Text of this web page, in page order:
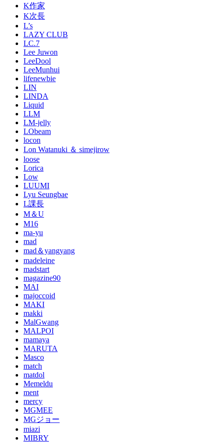
K作家
K次長
L’s
LAZY CLUB
LC.7
Lee Juwon
LeeDool
LeeMunhui
lifenewbie
LIN
LINDA
Liquid
LLM
LM-jelly
LObeam
locon
Lon Watanuki ＆ simejirow
loose
Lorica
Low
LUUMI
Lyu Seungbae
L課長
M＆U
M16
ma-yu
mad
mad＆yangyang
madeleine
madstart
magazine90
MAI
majoccoid
MAKI
makki
MalGwang
MALPOI
mamaya
MARUTA
Masco
match
matdol
Memeldu
ment
mercy
MGMEE
MGジョー
miazi
MIBRY